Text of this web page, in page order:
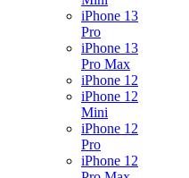
iPhone 13
Pro
iPhone 13
Pro Max
iPhone 12
iPhone 12
Mini
iPhone 12
Pro
iPhone 12